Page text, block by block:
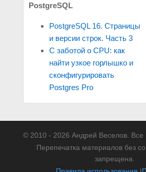
PostgreSQL
PostgreSQL 16. Страницы
и версии строк. Часть 3
С заботой о CPU: как
найти узкое горлышко и
сконфигурировать
Postgres Pro
© 2010 - 2026 Андрей Веселов.
Перепечатка материалов без
запрещена.